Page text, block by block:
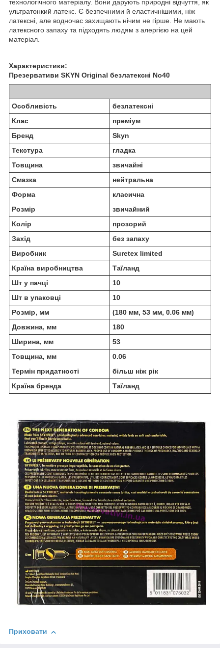
технологічного матеріалу. Вони дарують природні відчуття, як
ультратонкий латекс. Є безпечними й еластичнішими, ніж
латексні, але водночас захищають нічим не гірше. Не мають
латексного запаху та підходять людям з алергією на цей
матеріал.
Характеристики:
Презервативи SKYN Original безлатексні No40
Особливість
безлатексні
Клас
преміум
Бренд
Skyn
Текстура
гладка
Товщина
звичайні
Смазка
нейтральна
Форма
класична
Розмір
звичайний
Колір
прозорий
Захід
без запаху
Виробник
Suretex limited
Країна виробництва
Таїланд
Шт у пачці
10
Шт в упаковці
10
Розмір, мм
(180 мм, 53 мм, 0.06 мм)
Довжина, мм
180
Ширина, мм
53
Товщина, мм
0.06
Термін придатності
більш ніж рік
Країна бренда
Таїланд
Приховати